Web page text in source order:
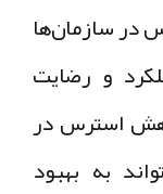
سازمان‌ها
و رضایت
استرس در
به بهبود